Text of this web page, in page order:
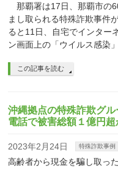
那覇署は17日、那覇市の
まし取られる特殊詐欺事
ると11日、自宅でインター
ン画面上の「ウイルス感染
この記事を読む
沖縄拠点の特殊詐欺グ
電話で被害総額１億円超
2023年2月24日 特殊詐欺事例
高齢者から現金を騙し取っ